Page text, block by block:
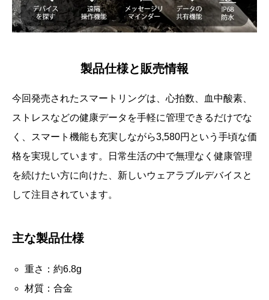
製品仕様と販売情報
今回発売されたスマートリングは、心拍数、血中酸素、
ストレスなどの健康データを手軽に管理できるだけでな
く、スマート機能も充実しながら3,580円という手頃な価
格を実現しています。日常生活の中で無理なく健康管理
を続けたい方に向けた、新しいウェアラブルデバイスと
して注目されています。
主な製品仕様
重さ：約6.8g
材質：合金